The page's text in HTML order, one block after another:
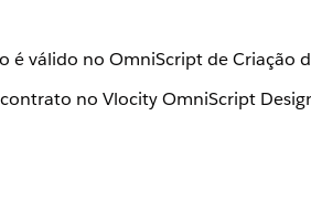
válido no OmniScript de Criação
no Vlocity OmniScript